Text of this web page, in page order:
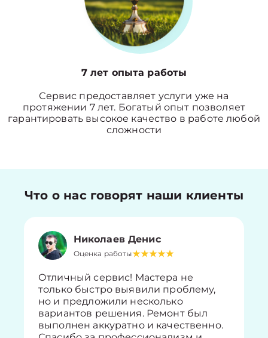
7 лет опыта работы
Сервис предоставляет услуги уже на
протяжении 7 лет. Богатый опыт позволяет
гарантировать высокое качество в работе любой
сложности
Что о нас говорят наши клиенты
Николаев Денис
Оценка работы
Отличный сервис! Мастера не
только быстро выявили проблему,
но и предложили несколько
вариантов решения. Ремонт был
выполнен аккуратно и качественно.